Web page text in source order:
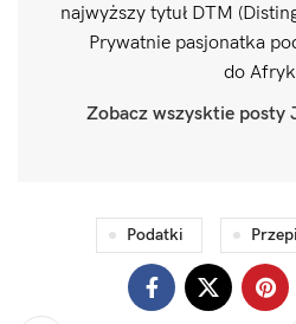
najwyższy tytuł DTM
Prywatnie pasjonatka
do
Zobacz wszysktie posty
Podatki